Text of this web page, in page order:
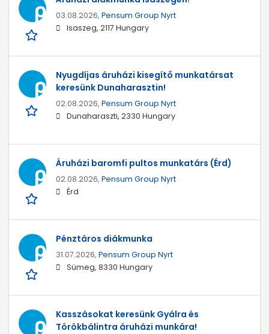
03.08.2026, Pensum Group Nyrt
Isaszeg, 2117 Hungary
Nyugdíjas áruházi kisegítő munkatársat
keresünk Dunaharasztin!
02.08.2026, Pensum Group Nyrt
Dunaharaszti, 2330 Hungary
Áruházi baromfi pultos munkatárs (Érd)
02.08.2026, Pensum Group Nyrt
Érd
Pénztáros diákmunka
31.07.2026, Pensum Group Nyrt
Sümeg, 8330 Hungary
Kasszásokat keresünk Gyálra és
Törökbálintra áruházi munkára!